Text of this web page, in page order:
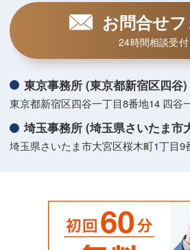
お問合せ
24時間相談受付
東京事務所 (東京都新宿区四谷)
東京都新宿区四谷一丁目8番地14 四谷
埼玉事務所 (埼玉県さいたま市
埼玉県さいたま市大宮区桜木町1丁目9